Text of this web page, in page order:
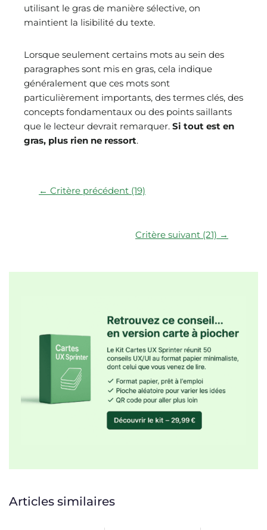
utilisant le gras de manière sélective, on
maintient la lisibilité du texte.
Lorsque seulement certains mots au sein des
paragraphes sont mis en gras, cela indique
généralement que ces mots sont
particulièrement importants, des termes clés, des
concepts fondamentaux ou des points saillants
que le lecteur devrait remarquer. Si tout est en
gras, plus rien ne ressort.
← Critère précédent (19)
Critère suivant (21) →
Articles similaires